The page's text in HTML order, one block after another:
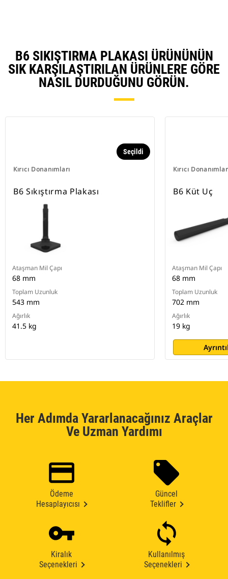
B6 SIKIŞTIRMA PLAKASI ÜRÜNÜNÜN
SIK KARŞILAŞTIRILAN ÜRÜNLERE GÖRE
NASIL DURDUĞUNU GÖRÜN.
Kırıcı Donanımları
Seçildi
B6 Sıkıştırma Plakası
Ataşman Mil Çapı
68 mm
Toplam Uzunluk
543 mm
Ağırlık
41.5 kg
Kırıcı
B6 Küt Uç
Ataşman Mil Çapı
68 mm
Toplam Uzunluk
702 mm
Ağırlık
19 kg
Her Adımda Yararlanacağınız Araçlar
Ve Uzman Yardımı
Ödeme
Hesaplayıcısı
Güncel
Teklifler
Kiralık
Seçenekleri
Kullanılmış
Seçenekleri